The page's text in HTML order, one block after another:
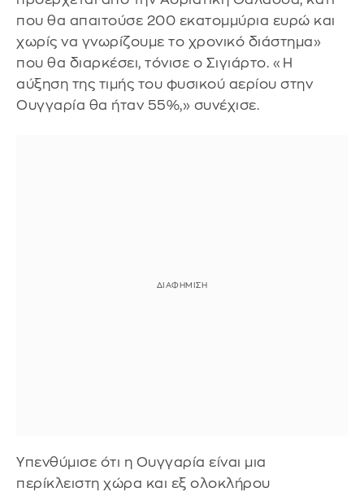
που θα απαιτούσε 200 εκατομμύρια ευρώ και
χωρίς να γνωρίζουμε το χρονικό διάστημα»
που θα διαρκέσει, τόνισε ο Σιγιάρτο. «Η
αύξηση της τιμής του φυσικού αερίου στην
Ουγγαρία θα ήταν 55%,» συνέχισε.
Υπενθύμισε ότι η Ουγγαρία είναι μια
περίκλειστη χώρα και εξ ολοκλήρου